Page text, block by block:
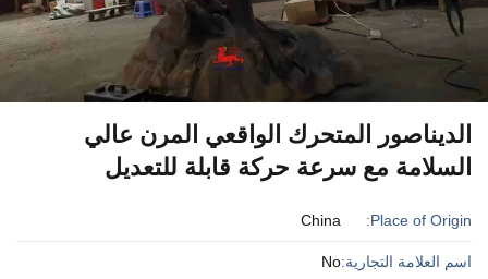
الديناصور المتحرك الواقعي المرن عالي
السلامة مع سرعة حركة قابلة للتعديل
Place of Origin:
China
اسم العلامة التجارية:No